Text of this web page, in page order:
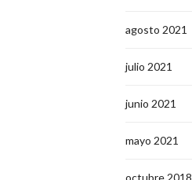
agosto 2021
julio 2021
junio 2021
mayo 2021
octubre 2018